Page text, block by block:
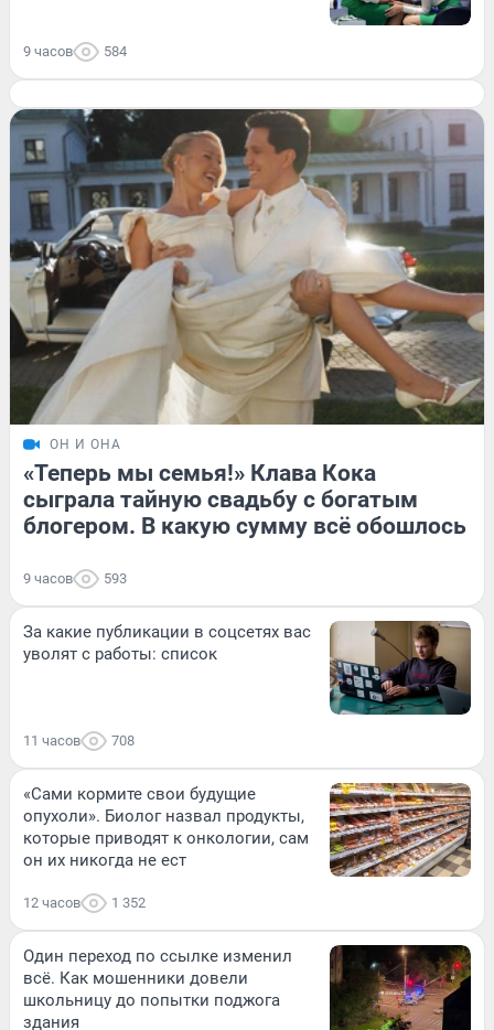
9 часов 584
ОН И ОНА
«Теперь мы семья!» Клава Кока
сыграла тайную свадьбу с богатым
блогером. В какую сумму всё обошлось
9 часов 593
За какие публикации в соцсетях вас
уволят с работы: список
11 часов 708
«Сами кормите свои будущие
опухоли». Биолог назвал продукты,
которые приводят к онкологии, сам
он их никогда не ест
12 часов 1 352
Один переход по ссылке изменил
всё. Как мошенники довели
школьницу до попытки поджога
здания